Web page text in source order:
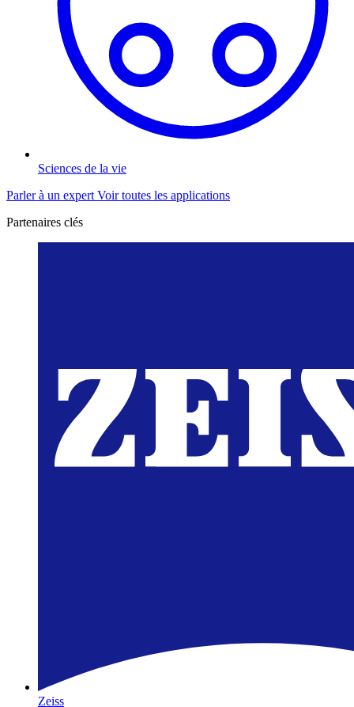
Sciences de la vie
Parler à un expert Voir toutes les applications
Partenaires clés
Zeiss